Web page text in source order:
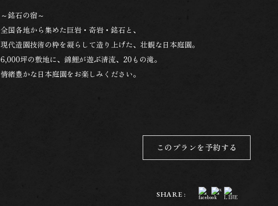
～銘石の宿～
全国各地から集めた巨岩・奇岩・銘石と、
現代造園技術の粋を凝らして造り上げた、壮観な日本庭園。
6,000坪の敷地に、錦鯉が遊ぶ清流、20もの滝。
情緒豊かな日本庭園をお楽しみください。
このプランを予約する
SHARE :